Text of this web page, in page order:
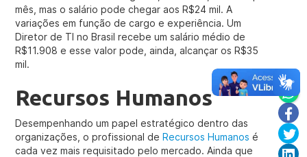
mês, mas o salário pode chegar aos R$24 mil. A
variações em função de cargo e experiência. Um
Diretor de TI no Brasil recebe um salário médio de
R$11.908 e esse valor pode, ainda, alcançar os R$35
mil.
Recursos Humanos
Desempenhando um papel estratégico dentro das
organizações, o profissional deRecursos Humanos é
cada vez mais requisitado pelo mercado. Ainda que